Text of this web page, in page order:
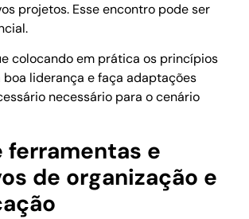
projetos. Esse encontro pode ser
colocando em prática os princípios
boa liderança e faça adaptações
necessário para o cenário
ferramentas e
de organização e